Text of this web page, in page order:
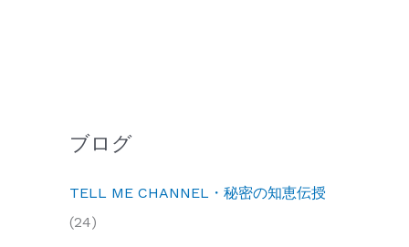
ブログ
TELL ME CHANNEL・秘密の知恵伝授
(24)